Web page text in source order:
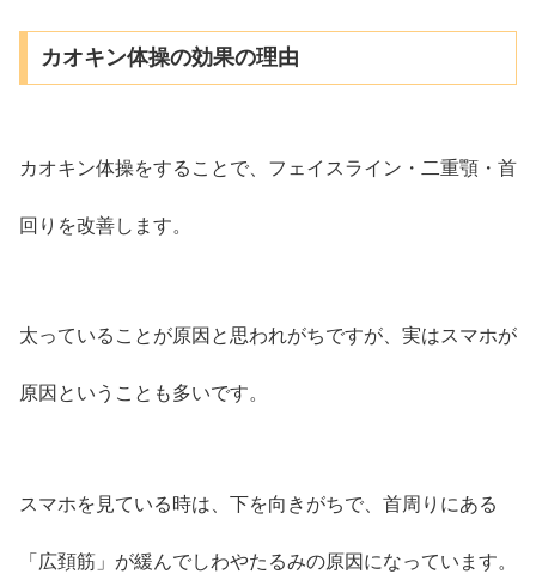
カオキン体操の効果の理由
カオキン体操をすることで、フェイスライン・二重顎・首
回りを改善します。
太っていることが原因と思われがちですが、実はスマホが
原因ということも多いです。
スマホを見ている時は、下を向きがちで、首周りにある
「広頚筋」が緩んでしわやたるみの原因になっています。